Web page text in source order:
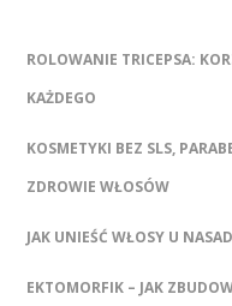
ROLOWANIE TRICEPSA:
KAŻDEGO
KOSMETYKI BEZ SLS,
ZDROWIE WŁOSÓW
JAK UNIEŚĆ WŁOSY U
EKTOMORFIK – JAK